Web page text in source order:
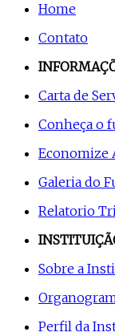
Home
Contato
Carta de
Conheça o
Economize
Galeria do
Relatorio
Sobre a
Perfil da